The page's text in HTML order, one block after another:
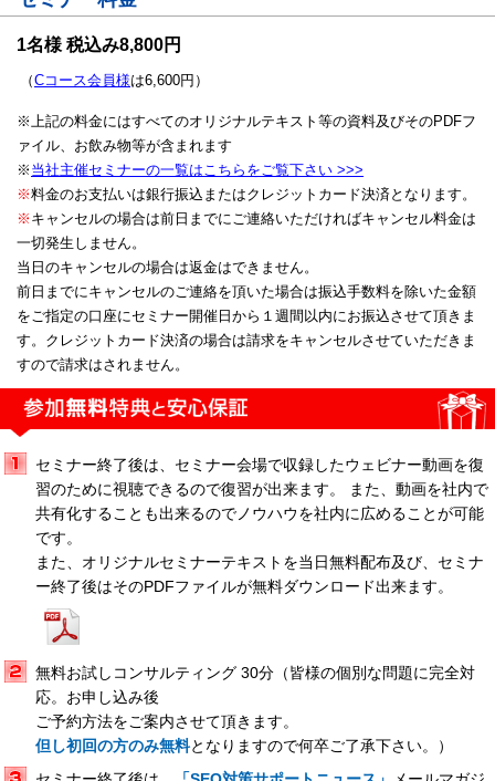
1名様 税込み8,800円
（Cコース会員様は6,600円）
※上記の料金にはすべてのオリジナルテキスト等の資料及びそのPDFフ
ァイル、お飲み物等が含まれます
※ 当社主催セミナーの一覧はこちらをご覧下さい >>>
※料金のお支払いは銀行振込またはクレジットカード決済となります。
※ キャンセルの場合は前日までにご連絡いただければキャンセル料金は
一切発生しません。
当日のキャンセルの場合は返金はできません。
前日までにキャンセルのご連絡を頂いた場合は振込手数料を除いた金額
をご指定の口座にセミナー開催日から１週間以内にお振込させて頂きま
す。クレジットカード決済の場合は請求をキャンセルさせていただきま
すので請求はされません。
セミナー終了後は、セミナー会場で収録したウェビナー動画を復
習のために視聴できるので復習が出来ます。 また、動画を社内で
共有化することも出来るのでノウハウを社内に広めることが可能
です。
また、オリジナルセミナーテキストを当日無料配布及び、セミナ
ー終了後はそのPDFファイルが無料ダウンロード出来ます。
無料お試しコンサルティング 30分（皆様の個別な問題に完全対
応。お申し込み後
ご予約方法をご案内させて頂きます。
但し初回の方のみ無料となりますので何卒ご了承下さい。）